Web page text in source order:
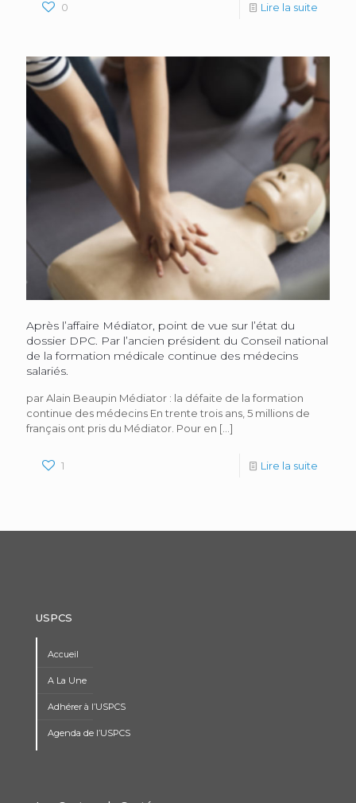
0 Lire la suite
Après l’affaire Médiator, point de vue sur l’état du
dossier DPC. Par l’ancien président du Conseil national
de la formation médicale continue des médecins
salariés.
par Alain Beaupin Médiator : la défaite de la formation
continue des médecins En trente trois ans, 5 millions de
français ont pris du Médiator. Pour en […]
1 Lire la suite
USPCS
Accueil
A La Une
Adhérer à l’USPCS
Agenda de l’USPCS